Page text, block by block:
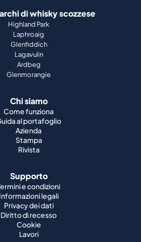
di whisky scozzese
Highland Park
Laphroaig
Glenfiddich
Lagavulin
Ardbeg
Glenmorangie
Chi siamo
Come funziona
al portafoglio
Azienda
Stampa
Rivista
Supporto
e condizioni
Informazioni legali
Privacy dei dati
Diritto di recesso
Cookie
Lavori